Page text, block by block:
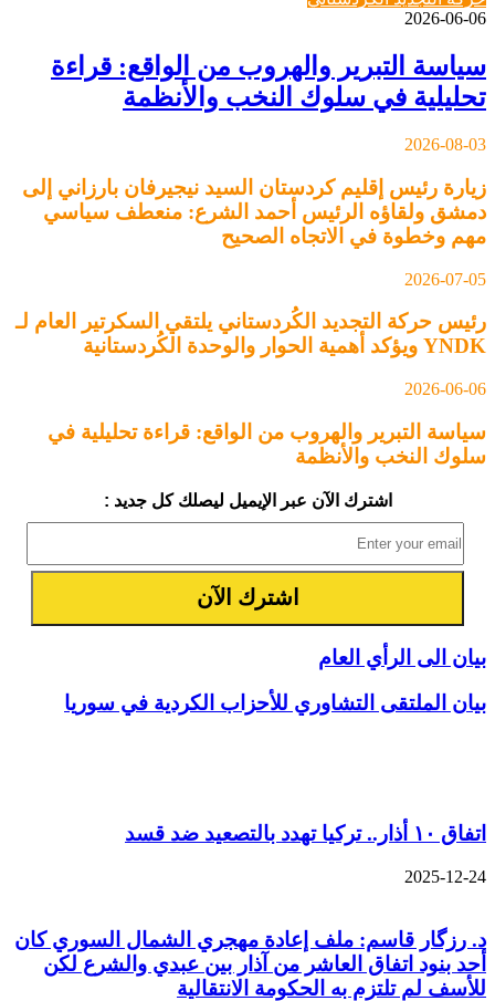
2026-06-06
سياسة التبرير والهروب من الواقع: قراءة
تحليلية في سلوك النخب والأنظمة
2026-08-03
زيارة رئيس إقليم كردستان السيد نيجيرفان بارزاني إلى
دمشق ولقاؤه الرئيس أحمد الشرع: منعطف سياسي
مهم وخطوة في الاتجاه الصحيح
2026-07-05
رئيس حركة التجديد الكُردستاني يلتقي السكرتير العام لـ
YNDK ويؤكد أهمية الحوار والوحدة الكُردستانية
2026-06-06
سياسة التبرير والهروب من الواقع: قراءة تحليلية في
سلوك النخب والأنظمة
اشترك الآن عبر الإيميل ليصلك كل جديد :
بيان الى الرأي العام
بيان الملتقى التشاوري للأحزاب الكردية في سوريا
اتفاق ١٠ أذار.. تركيا تهدد بالتصعيد ضد قسد
2025-12-24
د. رزگار قاسم: ملف إعادة مهجري الشمال السوري كان
أحد بنود اتفاق العاشر من آذار بين عبدي والشرع لكن
للأسف لم تلتزم به الحكومة الانتقالية